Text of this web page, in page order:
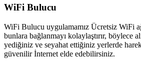
WiFi Bulucu
WiFi Bulucu uygulamamız Ücretsiz WiFi
bunlara bağlanmayı kolaylaştırır, böylece
yediğiniz ve seyahat ettiğiniz yerlerde
güvenilir İnternet elde edebilirsiniz.